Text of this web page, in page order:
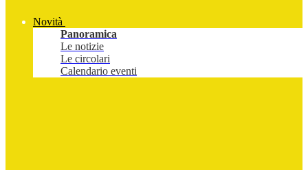
Novità
Panoramica
Le notizie
Le circolari
Calendario eventi